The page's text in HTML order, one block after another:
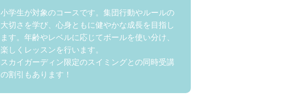
小学生が対象のコースです。集団行動やルールの
大切さを学び、心身ともに健やかな成長を目指し
ます。年齢やレベルに応じてボールを使い分け、
楽しくレッスンを行います。
スカイガーディン限定のスイミングとの同時受講
の割引もあります！